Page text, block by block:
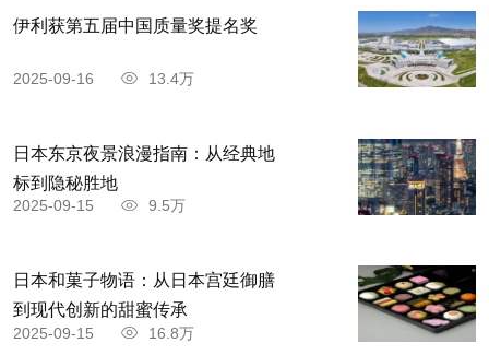
伊利获第五届中国质量奖提名奖
2025-09-16 13.4万
日本东京夜景浪漫指南：从经典地
标到隐秘胜地
2025-09-15 9.5万
日本和菓子物语：从日本宫廷御膳
到现代创新的甜蜜传承
2025-09-15 16.8万